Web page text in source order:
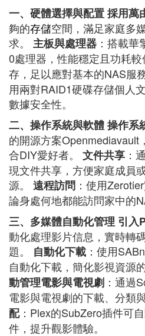
一、硬體選擇與配置採用萬
夠的存儲空間，滿足家庭多
求。 主板與處理器 ：搭載
0處理器，性能穩定且功耗較
存，足以應對基本的NAS服
用兩對RAID1硬碟存儲個人
數據安全性。
二、操作系統與軟體操作系
的開源方案Openmediavault
合DIY愛好者。 文件共享 ：
現文件共享，方便家庭成員
源。 遠程訪問 ：使用
論身處何地都能訪問家中的
三、多媒體自動化管理 引入
動化處理影片信息，實時轉
題。 自動化下載 ：使用
自動化下載，簡化影視資源
動管理電影與電視劇 ：通過
電影與電視劇的下載、分類
配：Plex的SubZero插件可
件，提升觀影體驗。